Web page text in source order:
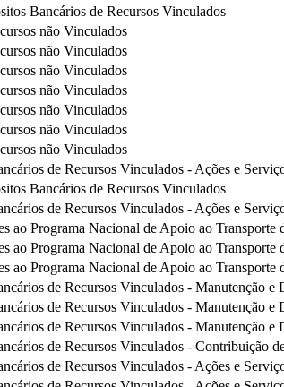
Bancários de Recursos Vinculados
não Vinculados
não Vinculados
não Vinculados
não Vinculados
não Vinculados
não Vinculados
não Vinculados
de Recursos Vinculados - Ações e
Bancários de Recursos Vinculados
de Recursos Vinculados - Ações e
ao Programa Nacional de Apoio ao Transporte
ao Programa Nacional de Apoio ao Transporte
ao Programa Nacional de Apoio ao Transporte
de Recursos Vinculados - Manutenção
de Recursos Vinculados - Manutenção
de Recursos Vinculados - Manutenção
de Recursos Vinculados -
de Recursos Vinculados - Ações e